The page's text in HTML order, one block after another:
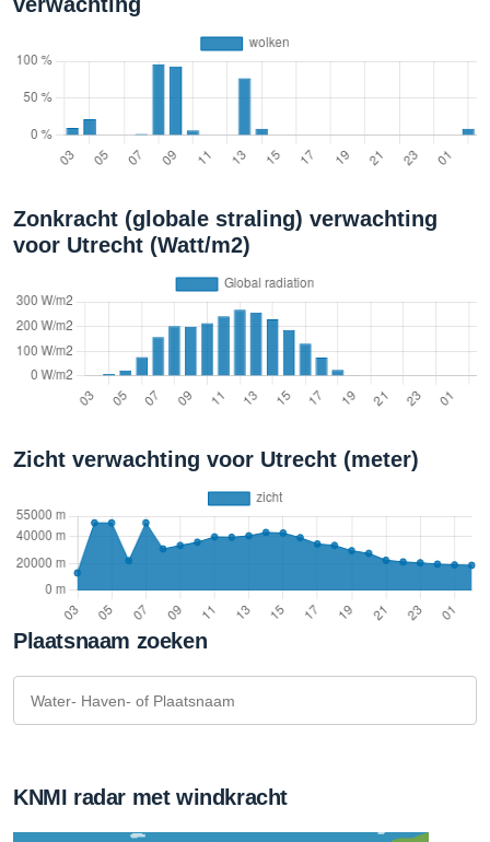
Zonkracht (globale straling) verwachting
voor Utrecht (Watt/m2)
Zicht verwachting voor Utrecht (meter)
Plaatsnaam zoeken
KNMI radar met windkracht